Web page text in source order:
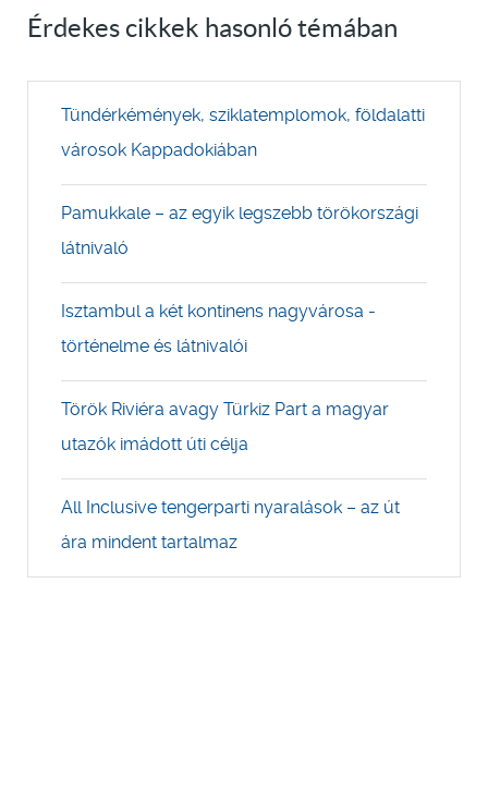
Érdekes cikkek hasonló témában
Tündérkémények, sziklatemplomok, földalatti
városok Kappadokiában
Pamukkale – az egyik legszebb törökországi
látnivaló
Isztambul a két kontinens nagyvárosa -
történelme és látnivalói
Török Riviéra avagy Türkiz Part a magyar
utazók imádott úti célja
All Inclusive tengerparti nyaralások – az út
ára mindent tartalmaz